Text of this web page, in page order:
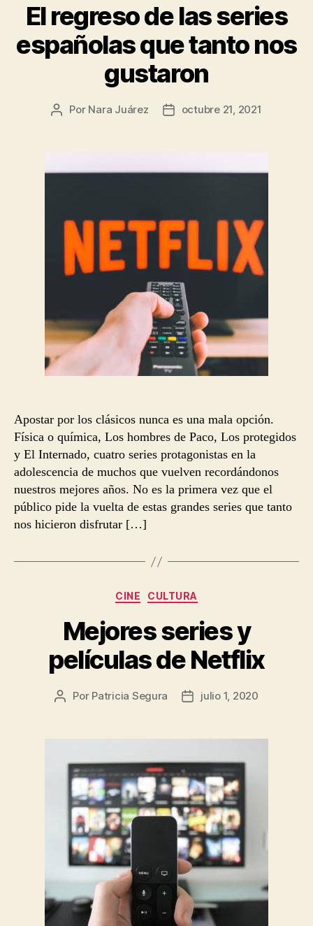
El regreso de las series
españolas que tanto nos
gustaron
Autor
Por Nara Juárez
Fechaoctubre 21, 2021
Apostar por los clásicos nunca es una mala opción.
Física o química, Los hombres de Paco, Los protegidos
y El Internado, cuatro series protagonistas en la
adolescencia de muchos que vuelven recordándonos
nuestros mejores años. No es la primera vez que el
público pide la vuelta de estas grandes series que tanto
nos hicieron disfrutar […]
Categorías
CINE CULTURA
Mejores series y
películas de Netflix
Autor
Por Patricia Segura
Fecha
entrada
julio 1, 2020